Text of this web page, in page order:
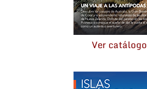
Ver catálogo